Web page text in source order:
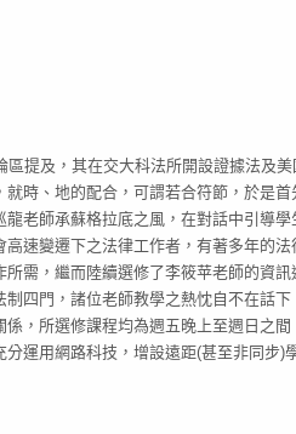
提及，其在交大科法所開設證據法及
時、地的配合，可謂若合符節，於是首
老師承蘇格拉底之風，在對話中引導學
速變遷下之法律工作者，有著多年的法
需，繼而陸續選修了李筱苹老師的資訊
四門，諸位老師教學之熱忱自不在話下
，所選修課程均為週五晚上至週日之間
運用網路科技，增設遠距(甚至非同步)